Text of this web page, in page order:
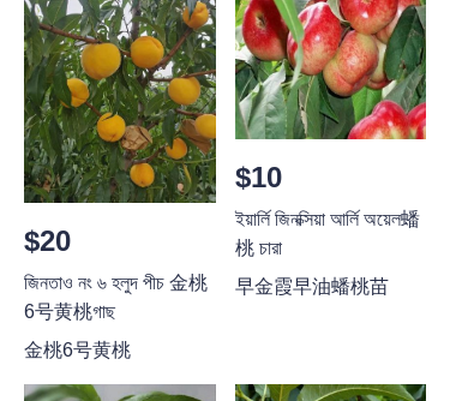
$20
জিনতাও নং ৬ হলুদ পীচ 金桃
6号黄桃গাছ
金桃6号黄桃
$10
ইয়ার্লি জিনক্সিয়া আর্লি অয়েল蟠
桃 চারা
早金霞早油蟠桃苗